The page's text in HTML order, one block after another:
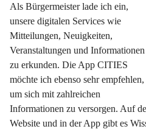
Als Bürgermeister lade ich ein,
unsere digitalen Services wie
Mitteilungen, Neuigkeiten,
Veranstaltungen und Informationen
zu erkunden. Die App CITIES
möchte ich ebenso sehr empfehlen,
um sich mit zahlreichen
Informationen zu versorgen. Auf
Website und in der App gibt es